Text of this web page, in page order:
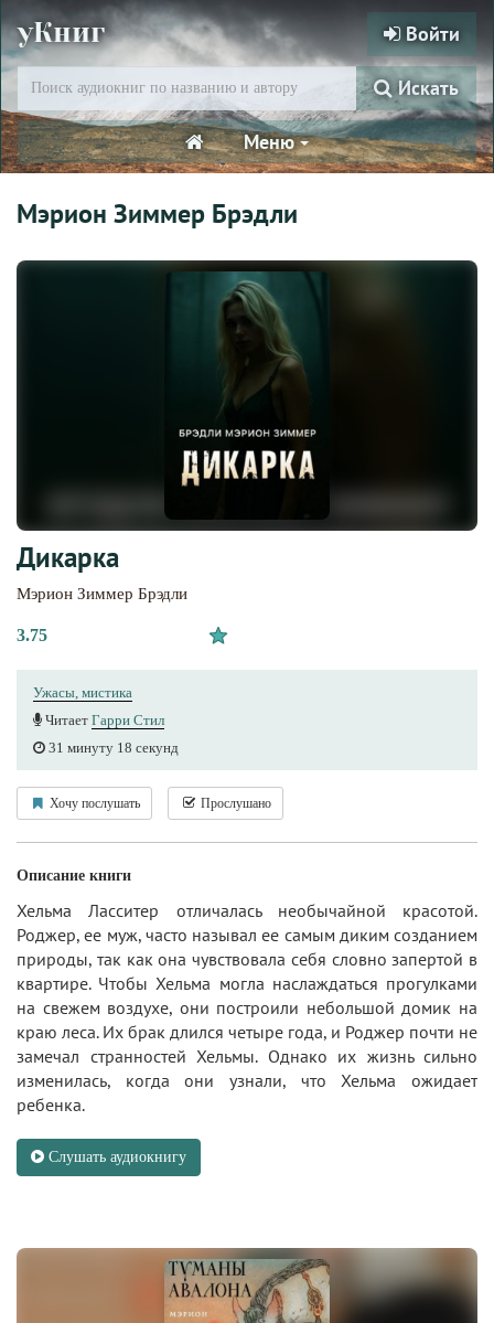
уКниг Войти
Искать
Меню
Мэрион Зиммер Брэдли
Дикарка
Мэрион Зиммер Брэдли
3.75
Ужасы, мистика
Читает Гарри Стил
31 минуту 18 секунд
Хочу послушать Прослушано
Описание книги
Хельма Ласситер отличалась необычайной красотой.
Роджер, ее муж, часто называл ее самым диким созданием
природы, так как она чувствовала себя словно запертой в
квартире. Чтобы Хельма могла наслаждаться прогулками
на свежем воздухе, они построили небольшой домик на
краю леса. Их брак длился четыре года, и Роджер почти не
замечал странностей Хельмы. Однако их жизнь сильно
изменилась, когда они узнали, что Хельма ожидает
ребенка.
Слушать аудиокнигу